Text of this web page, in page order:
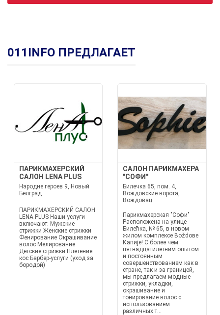
011INFO ПРЕДЛАГАЕТ
ПАРИКМАХЕРСКИЙ
САЛОН LENA PLUS
Народне героев 9, Новый
Белград
ПАРИКМАХЕРСКИЙ САЛОН
LENA PLUS Наши услуги
включают: Мужские
стрижки Женские стрижки
Фенирование Окрашивание
волос Мелирование
Детские стрижки Плетение
кос Барбер-услуги (уход за
бородой)
САЛОН ПАРИКМАХЕРА
"СОФИ"
Билечка 65, пом. 4,
Вождовские ворота,
Вождовац
Парикмахерская "Софи"
Расположена на улице
Билећка, № 65, в новом
жилом комплексе Воždове
Капије! С более чем
пятнадцатилетним опытом
и постоянным
совершенствованием как в
стране, так и за границей,
мы предлагаем модные
стрижки, укладки,
окрашивание и
тонирование волос с
использованием
различных т...